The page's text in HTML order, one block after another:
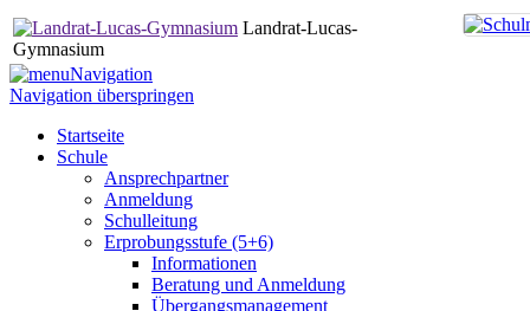
Landrat-Lucas-
Gymnasium
Navigation
Navigation überspringen
Startseite
Schule
Ansprechpartner
Anmeldung
Schulleitung
Erprobungsstufe (5+6)
Informationen
Beratung und Anmeldung
Übergangsmanagement